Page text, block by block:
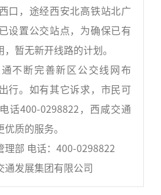
口，途经西安北高铁站北广
设置公交站点，为确保已有
暂无新开线路的计划。
不断完善新区公交线网布
行。如有其它诉求，市民可
话400-0298822，西咸交通
质的服务。
理部 电话：400-0298822
通发展集团有限公司